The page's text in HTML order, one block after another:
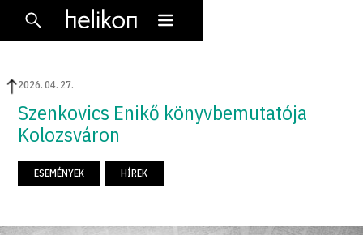
2026.04. 27.
Szenkovics Enikő könyvbemutatója
Kolozsváron
ESEMÉNYEK HÍREK